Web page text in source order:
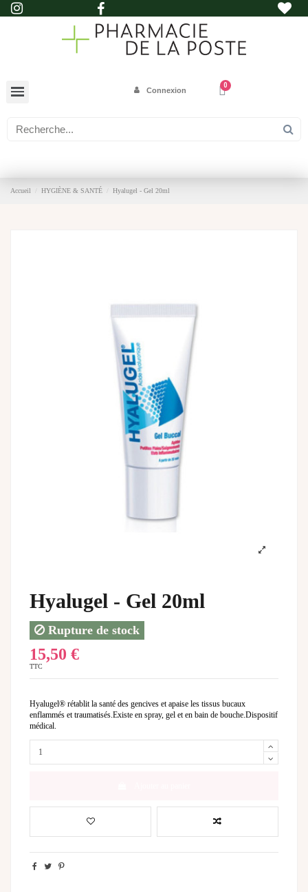
Connexion
Accueil HYGIÈNE & SANTÉ Hyalugel - Gel 20ml
Hyalugel - Gel 20ml
Rupture de stock
15,50 €
TTC
Hyalugel® rétablit la santé des gencives et apaise les tissus bucaux
enflammés et traumatisés.Existe en spray, gel et en bain de bouche.Dispositif
médical.